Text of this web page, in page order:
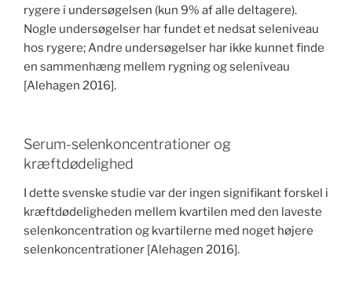
rygere i undersøgelsen (kun 9% af alle deltagere).
Nogle undersøgelser har fundet et nedsat seleniveau
hos rygere; Andre undersøgelser har ikke kunnet finde
en sammenhæng mellem rygning og seleniveau
[Alehagen 2016].
Serum-selenkoncentrationer og
kræftdødelighed
I dette svenske studie var der ingen signifikant forskel i
kræftdødeligheden mellem kvartilen med den laveste
selenkoncentration og kvartilerne med noget højere
selenkoncentrationer [Alehagen 2016].